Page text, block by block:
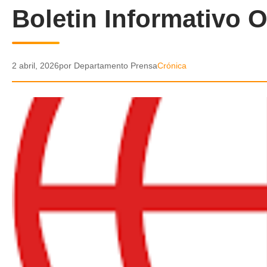
Boletin Informativo
2 abril, 2026por Departamento PrensaCrónica